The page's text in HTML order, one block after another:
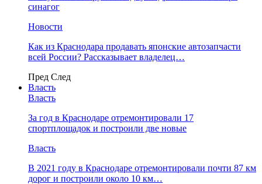
синагог
Новости
Как из Краснодара продавать японские автозапчасти
всей России? Рассказывает владелец…
Пред След
Власть
Власть
За год в Краснодаре отремонтировали 17
спортплощадок и построили две новые
Власть
В 2021 году в Краснодаре отремонтировали почти 87 км
дорог и построили около 10 км…